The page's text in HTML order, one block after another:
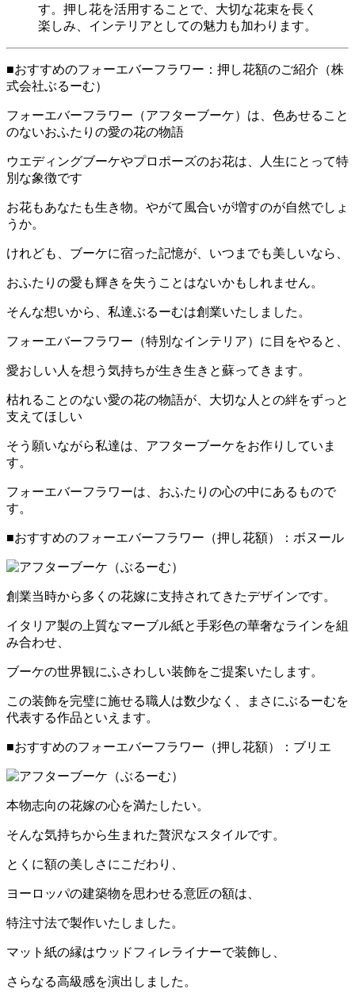
す。押し花を活用することで、大切な花束を長く
楽しみ、インテリアとしての魅力も加わります。
■おすすめのフォーエバーフラワー：押し花額のご紹介（株
式会社ぶるーむ）
フォーエバーフラワー（アフターブーケ）は、色あせること
のないおふたりの愛の花の物語
ウエディングブーケやプロポーズのお花は、人生にとって特
別な象徴です
お花もあなたも生き物。やがて風合いが増すのが自然でしょ
うか。
けれども、ブーケに宿った記憶が、いつまでも美しいなら、
おふたりの愛も輝きを失うことはないかもしれません。
そんな想いから、私達ぶるーむは創業いたしました。
フォーエバーフラワー（特別なインテリア）に目をやると、
愛おしい人を想う気持ちが生き生きと蘇ってきます。
枯れることのない愛の花の物語が、大切な人との絆をずっと
支えてほしい
そう願いながら私達は、アフターブーケをお作りしていま
す。
フォーエバーフラワーは、おふたりの心の中にあるもので
す。
■おすすめのフォーエバーフラワー（押し花額）：ボヌール
創業当時から多くの花嫁に支持されてきたデザインです。
イタリア製の上質なマーブル紙と手彩色の華奢なラインを組
み合わせ、
ブーケの世界観にふさわしい装飾をご提案いたします。
この装飾を完璧に施せる職人は数少なく、まさにぶるーむを
代表する作品といえます。
■おすすめのフォーエバーフラワー（押し花額）：ブリエ
本物志向の花嫁の心を満たしたい。
そんな気持ちから生まれた贅沢なスタイルです。
とくに額の美しさにこだわり、
ヨーロッパの建築物を思わせる意匠の額は、
特注寸法で製作いたしました。
マット紙の縁はウッドフィレライナーで装飾し、
さらなる高級感を演出しました。